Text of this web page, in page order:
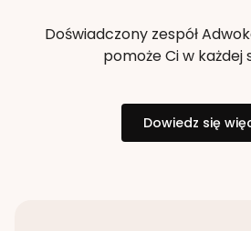
Doświadczony zespół
pomoże Ci w każdej
Dowiedz się